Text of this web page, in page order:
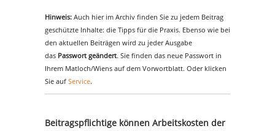
Hinweis: Auch hier im Archiv finden Sie zu jedem Beitrag
geschützte Inhalte: die Tipps für die Praxis. Ebenso wie bei
den aktuellen Beiträgen wird zu jeder Ausgabe
das Passwort geändert. Sie finden das neue Passwort in
Ihrem Matloch/Wiens auf dem Vorwortblatt. Oder klicken
Sie auf Service.
Beitragspflichtige können Arbeitskosten der